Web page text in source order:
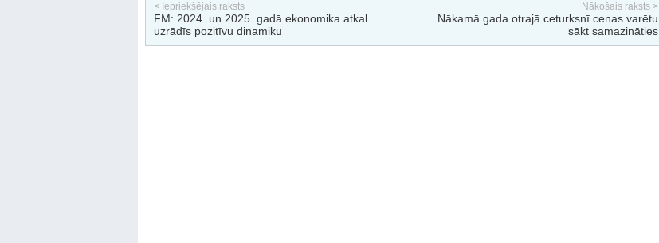
< Iepriekšējais raksts
FM: 2024. un 2025. gadā ekonomika atkal
uzrādīs pozitīvu dinamiku
Nākošais raksts >
Nākamā gada otrajā ceturksnī cenas varētu
sākt samazināties